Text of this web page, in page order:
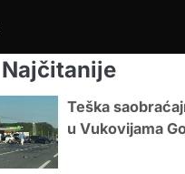
Najčitanije
Teška
u Vukovijama